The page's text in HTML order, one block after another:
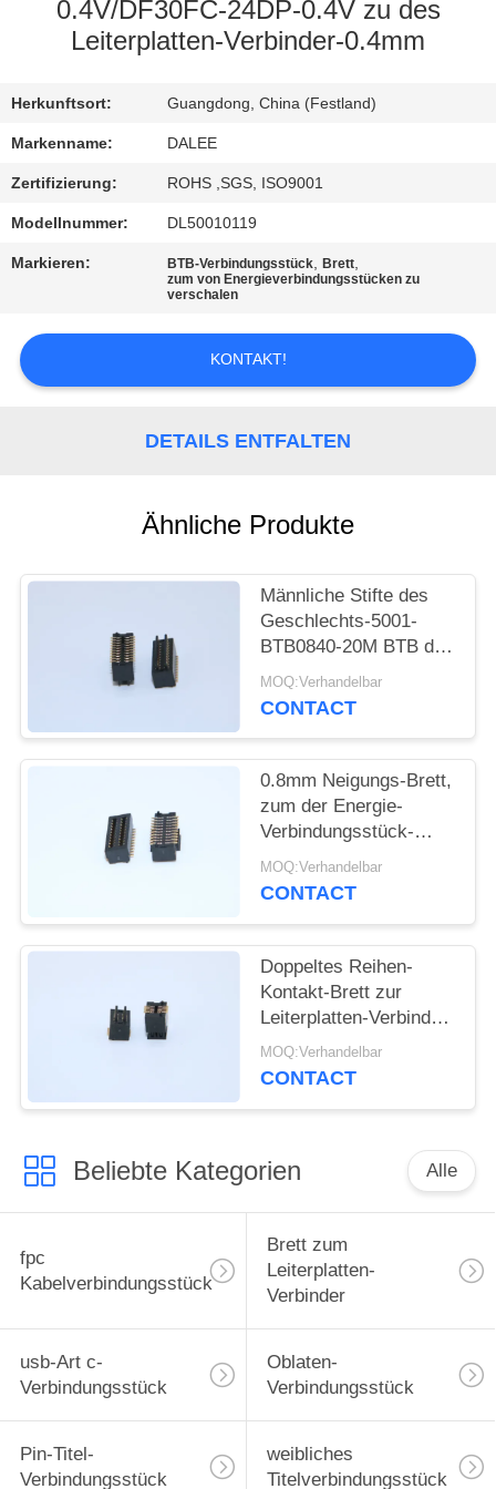
TRETEN
MIT
UNS
IN
VERBINDUNG
SIE
EIN
POLICY
0.4V/DF30FC-24DP-0.4V zu des
Leiterplatten-Verbinder-0.4mm
Herkunftsort: Guangdong, China (Festland)
Markenname: DALEE
Zertifizierung: ROHS ,SGS, ISO9001
Modellnummer: DL50010119
Markieren: BTB-Verbindungsstück,Brett,
zum von Energieverbindungsstücken zu
verschalen
KONTAKT!
DETAILS ENTFALTEN
Ähnliche Produkte
Männliche Stifte des
Geschlechts-5001-
BTB0840-20M BTB des
Verbindungsstück-
0.8mm der Neigungs-
MOQ:Verhandelbar
CONTACT
0.8mm Neigungs-Brett,
zum der Energie-
Verbindungsstück-
weiblichen Art 5001-
BTB0830-20F zu
MOQ:Verhandelbar
CONTACT
Doppeltes Reihen-
Kontakt-Brett zur
Leiterplatten-Verbinder-
männlichen Art
Neigung 4.0mm 5001-
MOQ:Verhandelbar
CONTACT
Beliebte Kategorien Alle
fpc
Kabelverbindungsstück
Brett zum
Leiterplatten-
Verbinder
usb-Art c-
Verbindungsstück
Oblaten-
Verbindungsstück
Pin-Titel-
Verbindungsstück
weibliches
Titelverbindungsstück